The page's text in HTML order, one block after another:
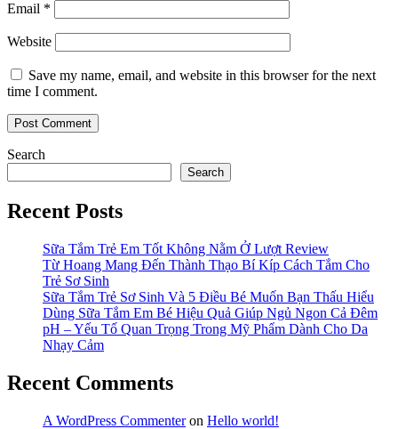
Email *
Website
Save my name, email, and website in this browser for the next
time I comment.
Search
Search
Recent Posts
Sữa Tắm Trẻ Em Tốt Không Nằm Ở Lượt Review
Từ Hoang Mang Đến Thành Thạo Bí Kíp Cách Tắm Cho
Trẻ Sơ Sinh
Sữa Tắm Trẻ Sơ Sinh Và 5 Điều Bé Muốn Bạn Thấu Hiểu
Dùng Sữa Tắm Em Bé Hiệu Quả Giúp Ngủ Ngon Cả Đêm
pH – Yếu Tố Quan Trọng Trong Mỹ Phẩm Dành Cho Da
Nhạy Cảm
Recent Comments
A WordPress Commenteron Hello world!